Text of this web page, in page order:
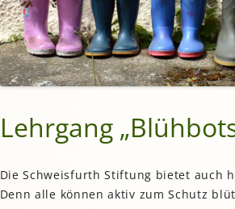
Urbane
Lehrgang
Die Schweisfurth Stiftung bietet auch
Denn alle können aktiv zum Schutz